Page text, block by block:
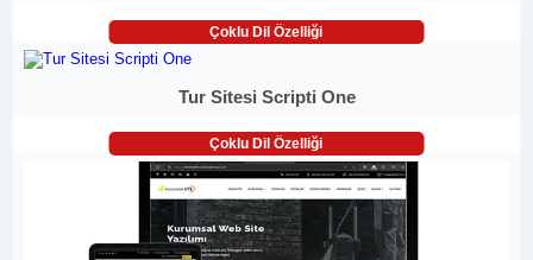
Çoklu Dil Özelliği
Tur Sitesi Scripti One
Çoklu Dil Özelliği